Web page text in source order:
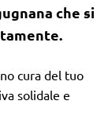
che si
cura del tuo
solidale e